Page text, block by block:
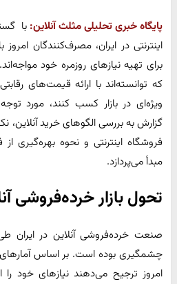
پایگاه خبری تحلیلی مثلث آنلاین: با
اینترنتی در ایران، مصرف‌کنندگان
برای تهیه نیازهای روزمره خود
که توانسته‌اند با ارائه قیمت‌های
ویژه‌ای در بازار کسب کنند، مورد
گزارش به بررسی الگوهای خرید آنلاین،
فروشگاه اینترنتی و نحوه
مبدأ می‌پردازد.​
تحول بازار خرده‌فروشی
صنعت خرده‌فروشی آنلاین در
چشمگیری بوده است. بر اساس آمارهای
امروز ترجیح می‌دهند نیازهای خود را